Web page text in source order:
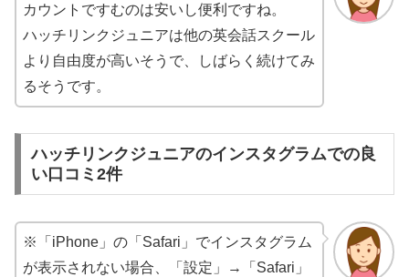
カウントですむのは安いし便利ですね。
ハッチリンクジュニアは他の英会話スクール
より自由度が高いそうで、しばらく続けてみ
るそうです。
ハッチリンクジュニアのインスタグラムでの良
い口コミ2件
※「iPhone」の「Safari」でインスタグラム
が表示されない場合、「設定」→「Safari」